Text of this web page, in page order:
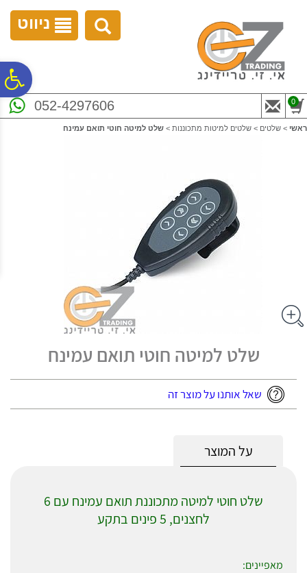
נגישות
ניווט
052-4297606 0
ראשי > שלטים > שלטים למיטות מתכוננות > שלט למיטה חוטי תואם עמינח
שלט למיטה חוטי תואם עמינח
שאל אותנו על מוצר זה
על המוצר
שלט חוטי למיטה מתכוננת תואם עמינח עם 6
לחצנים, 5 פינים בתקע
מאפיינים: